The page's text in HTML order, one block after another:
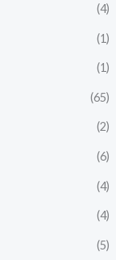
(4)
(1)
(1)
(65)
(2)
(6)
(4)
(4)
(5)